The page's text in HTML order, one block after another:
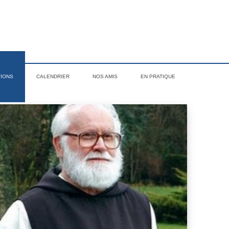
CALENDRIER NOS AMIS EN PRATIQUE